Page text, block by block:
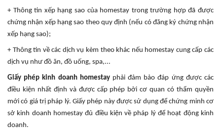
+ Thông tin xếp hạng sao của homestay trong trường hợp đã được
chứng nhận xếp hạng sao theo quy định (nếu có đăng ký chứng nhận
xếp hạng sao);
+ Thông tin về các dịch vụ kèm theo khác nếu homestay cung cấp các
dịch vụ như đồ ăn, đồ uống, spa,...
Giấy phép kinh doanh homestayphải đảm bảo đáp ứng được các
điều kiện nhất định và được cấp phép bởi cơ quan có thẩm quyền
mới có giá trị pháp lý. Giấy phép này được sử dụng để chứng minh cơ
sở kinh doanh homestay đủ điều kiện về pháp lý để hoạt động kinh
doanh.